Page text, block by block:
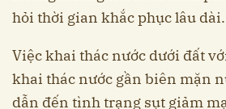
hỏi thời gian khắc phục lâu dài.
Việc khai thác nước dưới đất
khai thác nước gần biên mặn
dẫn đến tình trạng sụt giảm